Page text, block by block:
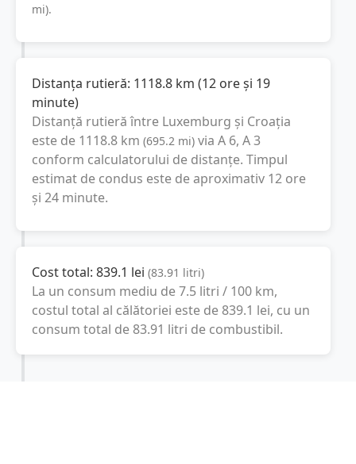
mi).
Distanța rutieră: 1118.8 km (12 ore și 19
minute)
Distanță rutieră între Luxemburg și Croaţia
este de 1118.8 km (695.2 mi) via A 6, A 3
conform calculatorului de distanțe. Timpul
estimat de condus este de aproximativ 12 ore
și 24 minute.
Cost total: 839.1 lei (83.91 litri)
La un consum mediu de7.5 litri / 100 km,
costul total al călătoriei este de 839.1 lei, cu un
consum total de 83.91 litri de combustibil.